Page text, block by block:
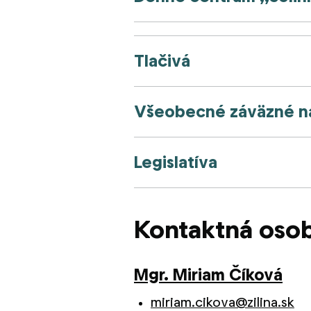
Tlačivá
Všeobecné záväzné
Legislatíva
Kontaktná
Mgr. Miriam Číková
miriam.cikova@zilina.sk